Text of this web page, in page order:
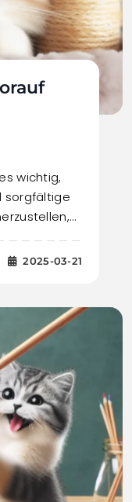
wichtig,
sorgfältige
2025-03-21